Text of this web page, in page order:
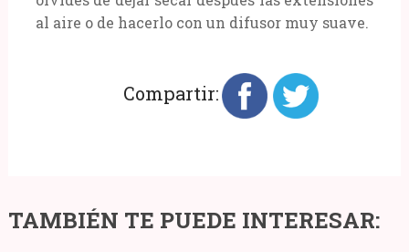
al aire o de hacerlo con un difusor muy suave.
Compartir:
TAMBIÉN TE PUEDE INTERESAR:
Opiniones
de